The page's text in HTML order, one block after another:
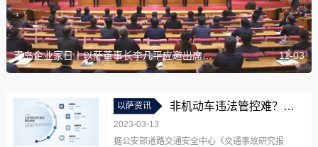
青岛企业家日丨以萨董事长李凡平应邀出席全市民营经济高质量发展工作会议并作发言 11-03
以萨资讯 非机动车违法管控难？来看以萨的智慧解法
2023-03-13
据公安部道路交通安全中心《交通事故研究报